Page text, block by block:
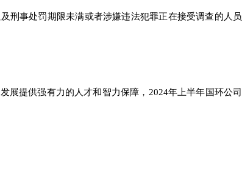
刑事处罚期限未满或者涉嫌违法犯罪正在接受调查的人员
展提供强有力的人才和智力保障，2024年上半年国环公司